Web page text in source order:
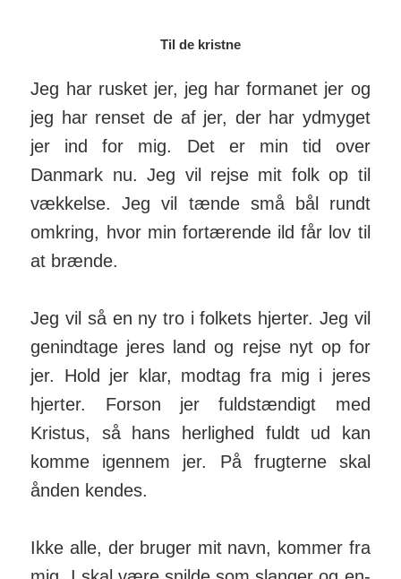
Til de kristne
Jeg har rusket jer, jeg har formanet jer og
jeg har renset de af jer, der har yd­myget
jer ind for mig. Det er min tid over
Danmark nu. Jeg vil rejse mit folk op til
vækkelse. Jeg vil tænde små bål rundt
om­kring, hvor min for­tærende ild får lov til
at brænde.
Jeg vil så en ny tro i folkets hjerter. Jeg vil
gen­indtage jeres land og rejse nyt op for
jer. Hold jer klar, modtag fra mig i jeres
hjerter. Forson jer fuld­stændigt med
Kristus, så hans her­lighed fuldt ud kan
komme igennem jer. På frugterne skal
ånden kendes.
Ikke alle, der bruger mit navn, kommer fra